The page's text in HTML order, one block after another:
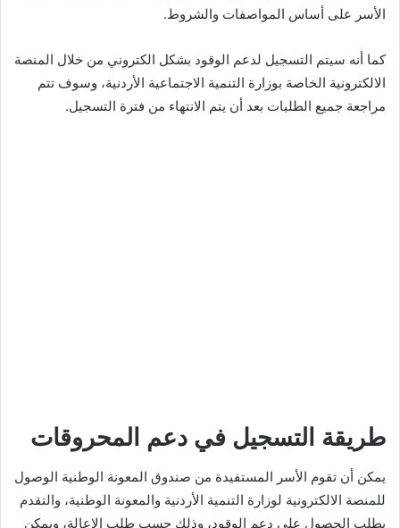
الأسر على أساس المواصفات والشروط.
كما أنه سيتم التسجيل لدعم الوقود بشكل الكتروني من خلال المنصة
الالكترونية الخاصة بوزارة التنمية الاجتماعية الأردنية، وسوف تتم
مراجعة جميع الطلبات بعد أن يتم الانتهاء من فترة التسجيل.
طريقة التسجيل في دعم المحروقات
يمكن أن تقوم الأسر المستفيدة من صندوق المعونة الوطنية الوصول
للمنصة الالكترونية لوزارة التنمية الأردنية والمعونة الوطنية، والتقدم
بطلب الحصول على دعم الوقود، وذلك حسب طلب الإعالة، ويمكن